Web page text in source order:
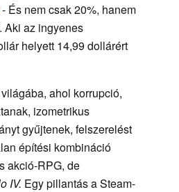
- És nem csak 20%, hanem
Aki az ingyenes
helyett 14,99 dollárért
ahol korrupció,
izometrikus
gyűjtenek, felszerelést
építési kombináció
akció-RPG, de
IV. Egy pillantás a Steam-